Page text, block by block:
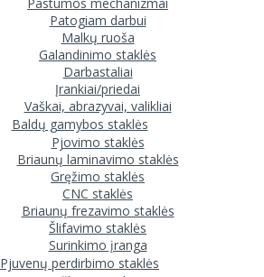
Patogiam darbui
Malkų ruoša
Galandinimo staklės
Darbastaliai
Įrankiai/priedai
Vaškai, abrazyvai, valikliai
Baldų gamybos staklės
Pjovimo staklės
Briaunų laminavimo staklės
Gręžimo staklės
CNC staklės
Briaunų frezavimo staklės
Šlifavimo staklės
Surinkimo įranga
Pjuvenų perdirbimo staklės